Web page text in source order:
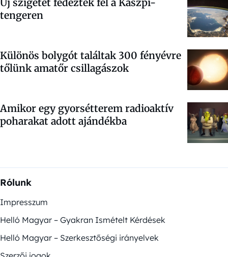
tengeren
Különös bolygót találtak 300 fényévre
tőlünk amatőr csillagászok
Amikor egy gyorsétterem radioaktív
poharakat adott ajándékba
Rólunk
Impresszum
Helló Magyar – Gyakran Ismételt Kérdések
Helló Magyar – Szerkesztőségi irányelvek